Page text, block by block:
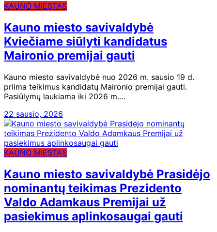
KAUNO MIESTAS
Kauno miesto savivaldybė
Kviečiame siūlyti kandidatus
Maironio premijai gauti
Kauno miesto savivaldybė nuo 2026 m. sausio 19 d.
priima teikimus kandidatų Maironio premijai gauti.
Pasiūlymų laukiama iki 2026 m.…
22 sausio, 2026
KAUNO MIESTAS
Kauno miesto savivaldybė Prasidėjo
nominantų teikimas Prezidento
Valdo Adamkaus Premijai už
pasiekimus aplinkosaugai gauti